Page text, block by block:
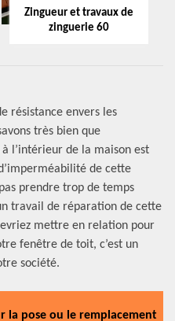
Zingueur et travaux de
zinguerie 60
résistance envers les
très bien que
l’intérieur de la maison est
de cette
prendre trop de temps
travail de réparation de cette
mettre en relation pour
fenêtre de toit, c’est un
société.
la pose ou le remplacement